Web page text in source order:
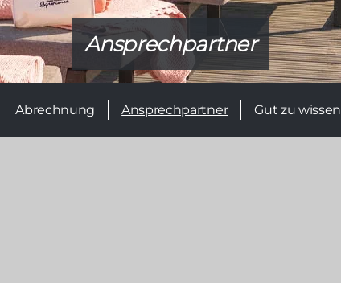
Ansprechpartner
Abrechnung Ansprechpartner Gut zu wissen